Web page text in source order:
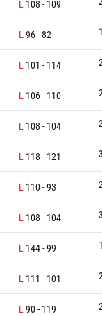
L 108 - 109
L 96-82
L 101 - 114
L 106- 110
L 108 - 104
L 118 - 121
L 110-93
L 108 - 104
L 144-99
L 111 - 101
L 90- 119